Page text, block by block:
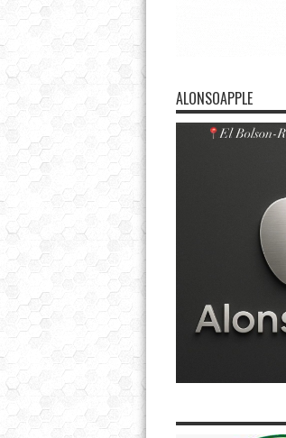
ALONSOAPPLE